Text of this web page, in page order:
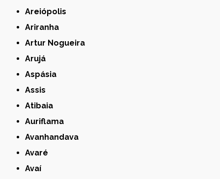
Areiópolis
Ariranha
Artur Nogueira
Arujá
Aspásia
Assis
Atibaia
Auriflama
Avanhandava
Avaré
Avaí